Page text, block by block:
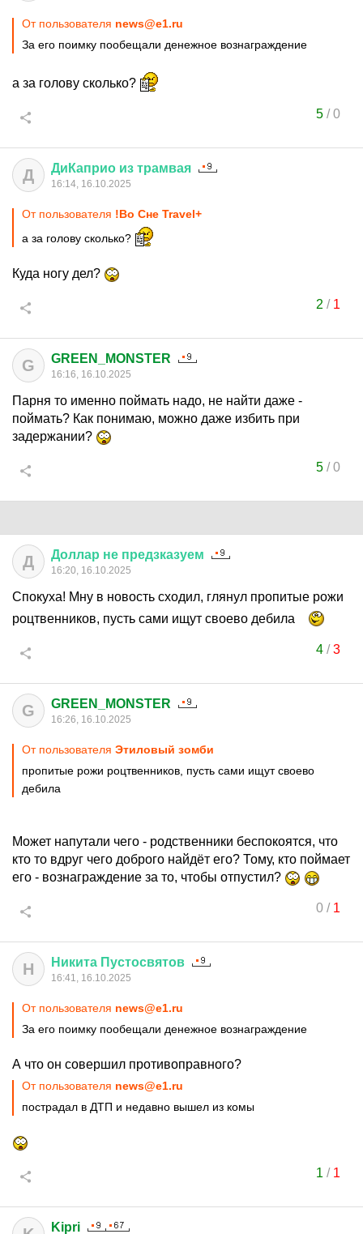
От пользователя news@e1.ru
За его поимку пообещали денежное вознаграждение
а за голову сколько?
5/0
Д ДиКаприо из трамвая
16:14, 16.10.2025
От пользователя !Во Сне Travel+
а за голову сколько?
Куда ногу дел?
2 / 1
G GREEN_MONSTER
16:16, 16.10.2025
Парня то именно поймать надо, не найти даже -
поймать? Как понимаю, можно даже избить при
задержании?
5/0
Д Доллар не предзказуем
16:20, 16.10.2025
Спокуха! Мну в новость сходил, глянул пропитые рожи
роцтвенников, пусть сами ищут своево дебила
4/3
G GREEN_MONSTER
16:26, 16.10.2025
От пользователя Этиловый зомби
пропитые рожи роцтвенников, пусть сами ищут своево
дебила
Может напутали чего - родственники беспокоятся, что
кто то вдруг чего доброго найдёт его? Тому, кто поймает
его - вознаграждение за то, чтобы отпустил?
0/ 1
Н Никита Пустосвятов
16:41, 16.10.2025
От пользователя news@e1.ru
За его поимку пообещали денежное вознаграждение
А что он совершил противоправного?
От пользователя news@e1.ru
пострадал в ДТП и недавно вышел из комы
1 / 1
Kipri